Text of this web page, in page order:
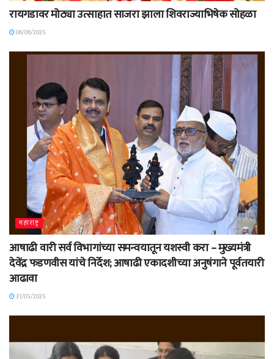
रायगडावर मोठ्या उत्साहात साजरा झाला शिवराज्याभिषेक सोहळा
06/06/2025
महाराष्ट्र
आषाढी वारी सर्व विभागांच्या समन्वयातून यशस्वी करा – मुख्यमंत्री
देवेंद्र फडणवीस यांचे निर्देश; आषाढी एकादशीच्या अनुषंगाने पूर्वतयारी
आढावा
31/05/2025